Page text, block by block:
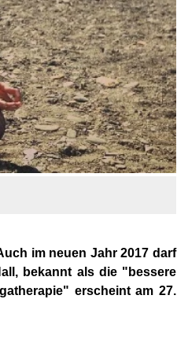
im neuen Jahr 2017 darf
bekannt als die "bessere
erscheint am 27.